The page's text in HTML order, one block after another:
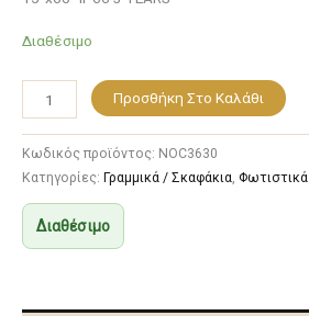
Διαθέσιμο
Προσθήκη Στο Καλάθι
Κωδικός προϊόντος: NOC3630
Κατηγορίες: Γραμμικά / Σκαφάκια, Φωτιστικά
Διαθέσιμο